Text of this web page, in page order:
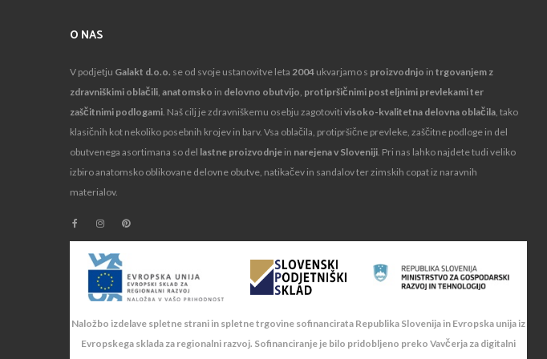
O NAS
V podjetju Galakt d.o.o. se od svoje ustanovitve leta 2004 ukvarjamo s proizvodnjo in trgovanjem z
zdravniškimi oblačili, anatomsko in delovno obutvijo, protipršičnimi posteljnimi prevlekami ter
zaščitnimi podlogami. Naš cilj je zdravniškemu osebju zagotoviti visoko-kvalitetna delovna oblačila, tako
klasičnih kot nekoliko posebnih krojev in barv. Vsa oblačila, protipršične prevleke, zaščitne podloge in del
obutvenega asortimana so del lastne proizvodnje in narejena v Sloveniji. Pri nas lahko najdete tudi veliko
izbiro anatomsko oblikovane delovne obutve, natikačev in sandalov ter zimskih copat iz naravnih
materialov.
Naložbo izdelave spletne strani in spletne trgovine sofinancirata Republika Slovenija in Evropska unija iz
Evropskega sklada za regionalni razvoj. Sofinanciranje je bilo pridobljeno preko Vavčerja za digitalni